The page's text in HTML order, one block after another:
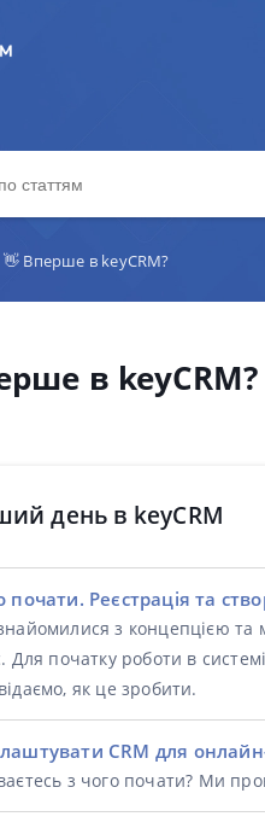
👋 Вперше в keyCRM?
в keyCRM?
день в keyCRM
почати. Реєстрація та
з концепцією та
Для початку роботи в
як це зробити.
CRM для
з чого почати? Ми